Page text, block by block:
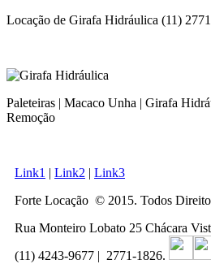
Locação de Girafa Hidráulica (11)
Paleteiras | Macaco Unha | Girafa
Remoção
Link1 Link2
Link3
Forte Locação © 2015. Todos
Rua Monteiro Lobato 25 Chácara
(11) 4243-9677 | 2771-1826.